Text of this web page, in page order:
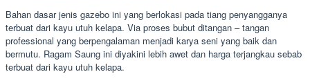
Bahan dasar jenis gazebo ini yang berlokasi pada tiang penyangganya
terbuat dari kayu utuh kelapa. Via proses bubut ditangan – tangan
professional yang berpengalaman menjadi karya seni yang baik dan
bermutu. Ragam Saung ini diyakini lebih awet dan harga terjangkau sebab
terbuat dari kayu utuh kelapa.